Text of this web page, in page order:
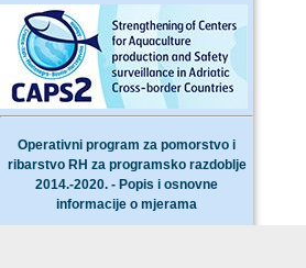
Operativni program za pomorstvo i
ribarstvo RH za programsko razdoblje
2014.-2020. - Popis i osnovne
informacije o mjerama